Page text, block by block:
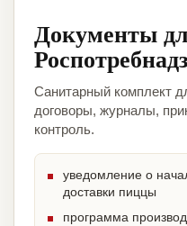
Документы
Санитарный комплект
договоры, журналы,
контроль.
уведомление о
доставки пиццы
программа